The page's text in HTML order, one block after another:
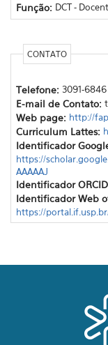
Função: DCT -
CONTATO
Telefone: 3091-6846
E-mail de Contato:
Web page: http://
Curriculum Lattes:
Identificador
https://
AAAAAJ
Identificador
Identificador Web
https://